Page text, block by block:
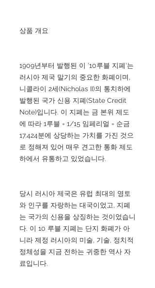
상품 개요
1909년부터 발행된 이 '10루블 지폐'는
러시아 제국 말기의 중요한 화폐이며,
니콜라이 2세(Nicholas II)의 통치하에
발행된 국가 신용 지폐(State Credit
Note)입니다. 이 지폐는 금 본위 제도
에 따라 1루블 = 1/15 임페리얼 = 순금
17.424분에 상당하는 가치를 가진 것으
로 정해져 있어 매우 견고한 통화 제도
하에서 유통하고 있었습니다.
당시 러시아 제국은 유럽 최대의 영토
와 인구를 자랑하는 대국이었고, 지폐
는 국가의 신용을 상징하는 것이었습니
다. 이 10 루블 지폐는 단지 화폐가 아
니라 제정 러시아의 미술, 기술, 정치적
정체성을 지금 전하는 귀중한 역사 자
료입니다.